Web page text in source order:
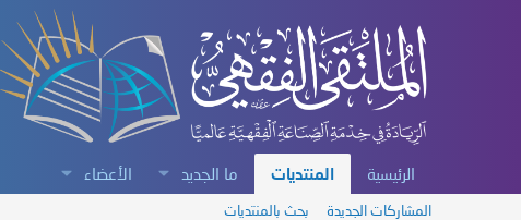
الرئيسية المنتديات ما الجديد الأعضاء
المشاركات الجديدة بحث بالمنتديات